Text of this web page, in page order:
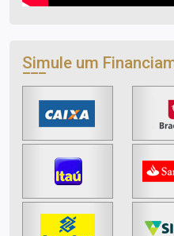
Simule um